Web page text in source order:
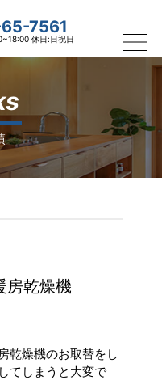
7561
休日:日祝日
乾燥機
乾燥機のお取替をし
てしまうと大変で